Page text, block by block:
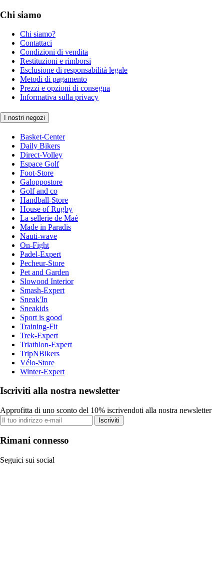
Chi siamo
Chi siamo?
Contattaci
Condizioni di vendita
Restituzioni e rimborsi
Esclusione di responsabilità legale
Metodi di pagamento
Prezzi e opzioni di consegna
Informativa sulla privacy
I nostri negozi
Basket-Center
Daily Bikers
Direct-Volley
Espace Golf
Foot-Store
Galoppostore
Golf and co
Handball-Store
House of Rugby
La sellerie de Maé
Made in Paradis
Nauti-wave
On-Fight
Padel-Expert
Pecheur-Store
Pet and Garden
Slowood Interior
Smash-Expert
Sneak'In
Sneakids
Sport is good
Training-Fit
Trek-Expert
Triathlon-Expert
TripNBikers
Vélo-Store
Winter-Expert
Iscriviti alla nostra newsletter
Approfitta di uno sconto del 10% iscrivendoti alla nostra newsletter
Iscriviti
Rimani connesso
Seguici sui social